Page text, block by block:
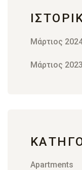
Μάρτιος
Μάρτιος 2023
Apartments